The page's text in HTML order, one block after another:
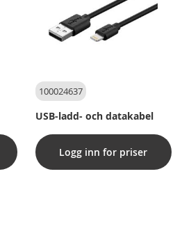
100024637
USB-ladd- och datakabel
Logg inn for priser